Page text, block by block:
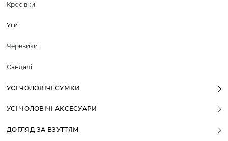
Кросівки
Уги
Черевики
Сандалі
УСІ ЧОЛОВІЧІ СУМКИ
УСІ ЧОЛОВІЧІ АКСЕСУАРИ
ДОГЛЯД ЗА ВЗУТТЯМ